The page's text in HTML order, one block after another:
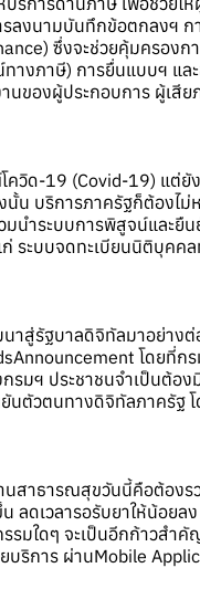
ลงนามบันทึกข้อตกลงฯ ก
ซึ่งจะช่วยคุ้มครองกา
างภาษี) การยื่นแบบฯ แล
ของผู้ประกอบการ ผู้เสีย
ควิด-19 (Covid-19) แต่ยั
นั้น บริการภาครัฐก็ต้องไ
มนำระบบการพิสูจน์และยื
ระบบจดทะเบียนนิติบุคค
สู่รัฐบาลดิจิทัลมาอย่างต่
โดยที่ก
รมฯ ประชาชนจำเป็นต้อ
ตัวตนทางดิจิทัลภาครัฐ โ
นสาธารณสุขวันนี้คือต้องร
ลดเวลารอรับยาให้น้อย
รมใดๆ จะเป็นอีกก้าวสำ
บริการ ผ่านMobile